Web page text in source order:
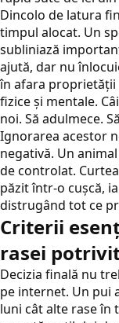
Dincolo de latura
timpul alocat. Un
subliniază
ajută, dar nu
în afara proprietății
fizice și mentale.
noi. Să adulmece.
Ignorarea acestor
negativă. Un
de controlat.
păzit într-o cușcă,
distrugând tot ce
Criterii
rasei
Decizia finală nu
pe internet. Un pui
luni cât alte rase în